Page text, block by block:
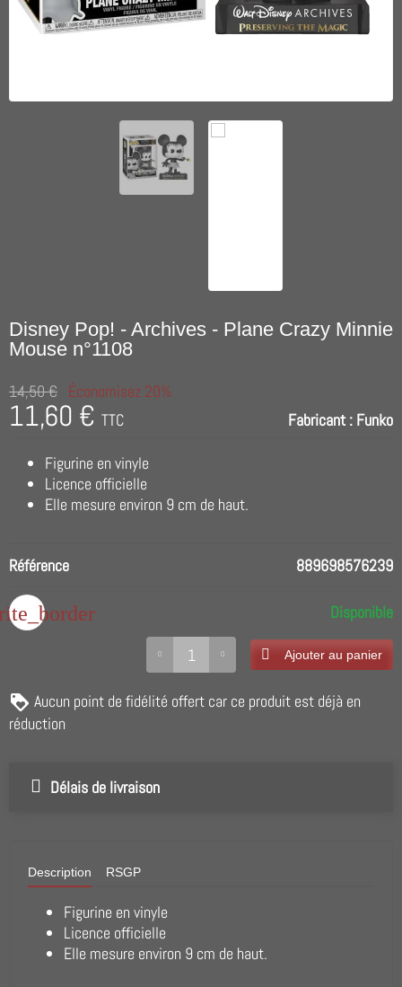
Disney Pop! - Archives - Plane Crazy Minnie
Mouse n°1108
Fabricant : Funko
14,50 € Économisez 20%
11,60 € TTC
Figurine en vinyle
Licence officielle
Elle mesure environ 9 cm de haut.
Référence 889698576239
Disponible
Ajouter au panier
Aucun point de fidélité offert car ce produit est déjà en
réduction
Délais de livraison
Description RSGP
Figurine en vinyle
Licence officielle
Elle mesure environ 9 cm de haut.